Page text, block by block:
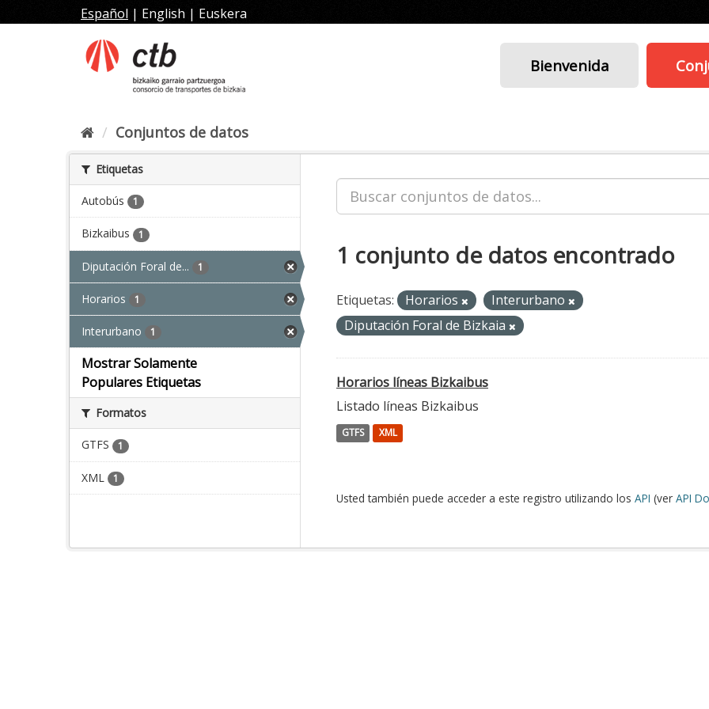
al
Español | English | Euskera
Bienvenida
Conjuntos de datos
Etiquetas
Autobús 1
Bizkaibus 1
Diputación Foral de... 1
Horarios 1
Interurbano 1
Mostrar Solamente
Populares Etiquetas
Formatos
GTFS 1
XML 1
1 conjunto de datos encontrado
Etiquetas: Horarios
Interurbano
Diputación Foral de Bizkaia
Horarios líneas Bizkaibus
Listado líneas Bizkaibus
GTFS XML
Usted también puede acceder a este registro utilizando los API (ver API